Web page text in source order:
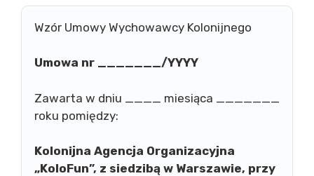
Wzór Umowy Wychowawcy Kolonijnego
Umowa nr _______/YYYY
Zawarta w dniu ____ miesiąca _______
roku pomiędzy:
Kolonijna Agencja Organizacyjna
„KoloFun”, z siedzibą w Warszawie, przy